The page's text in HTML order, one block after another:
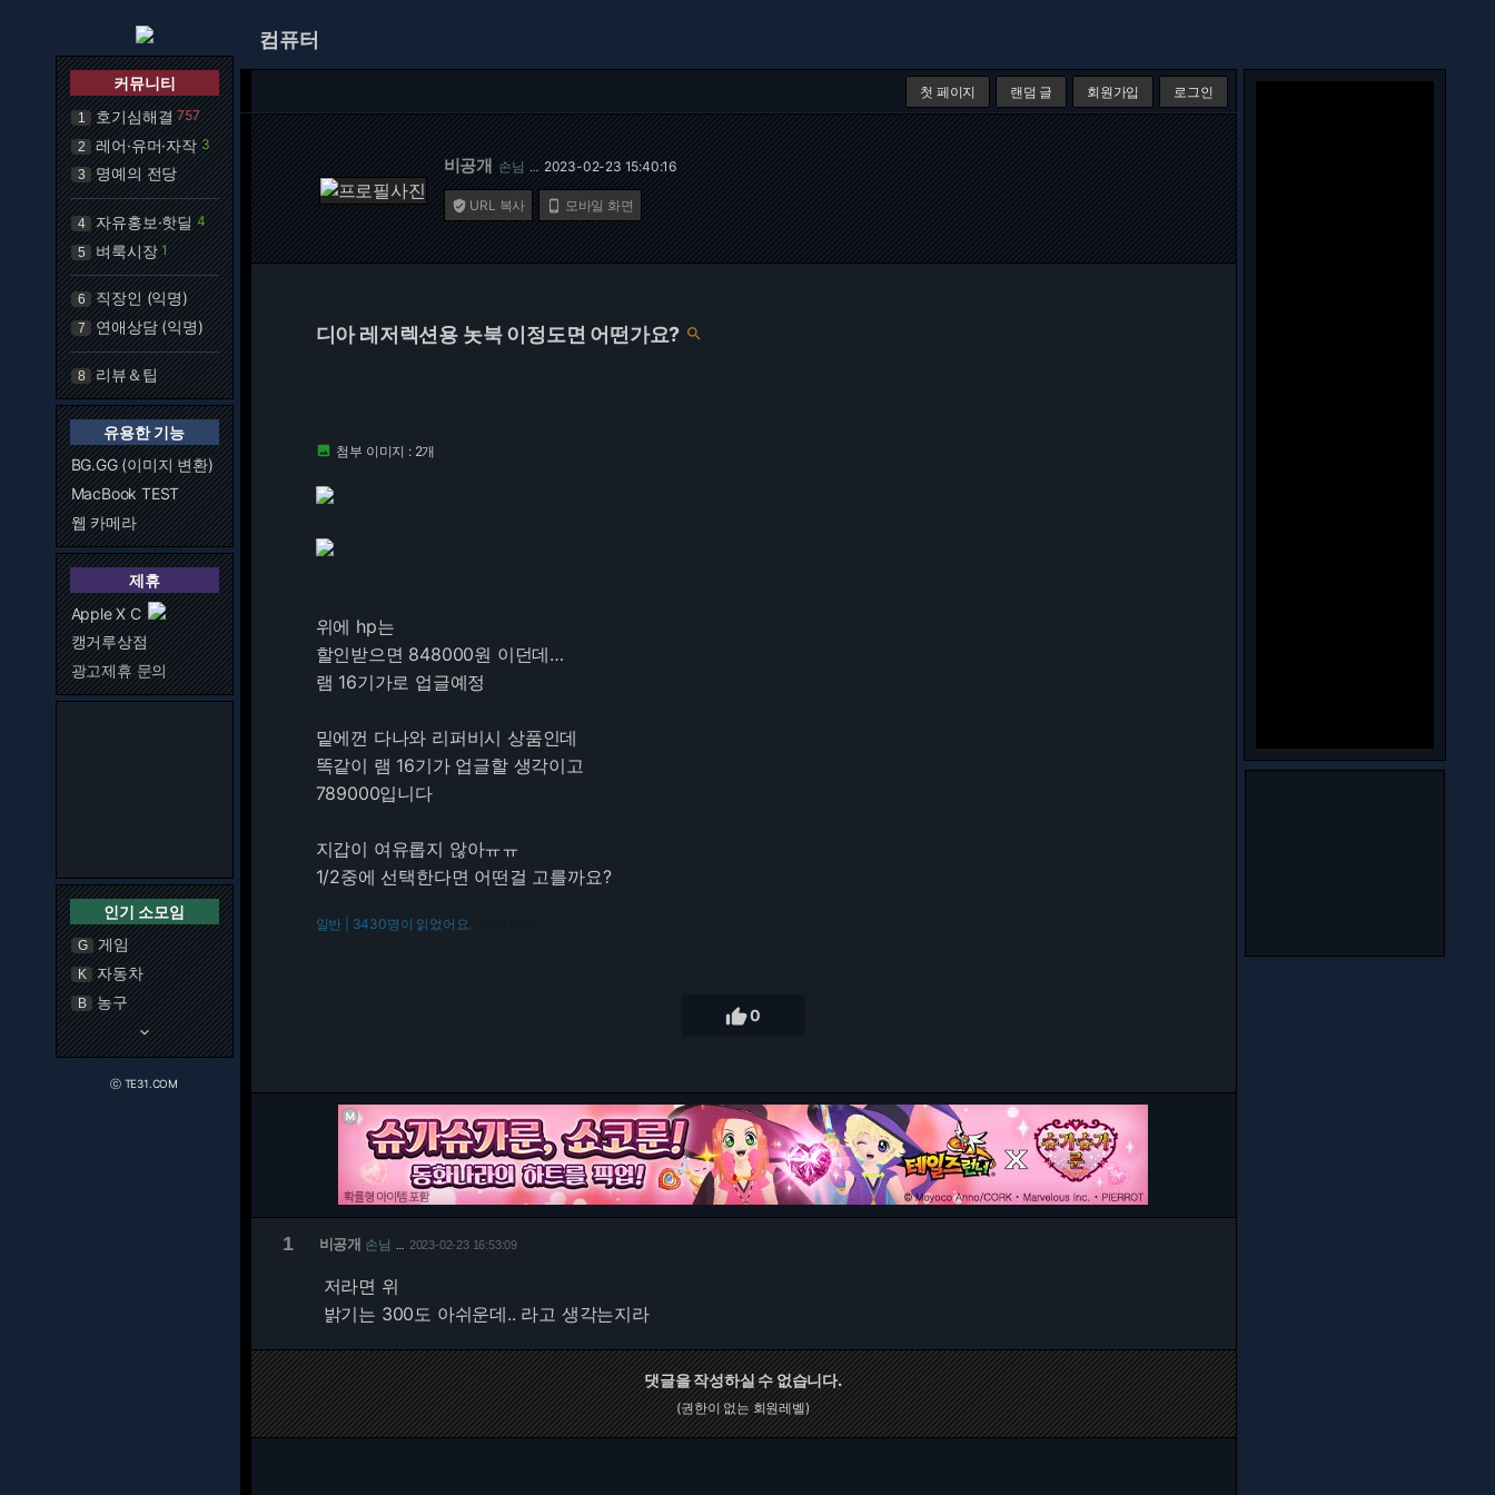
커뮤니티
1 호기심해결 757
2 레어·유머·자작 3
3 명예의 전당
4 자유홍보·핫딜 4
5 벼룩시장 1
6 직장인 (익명)
7 연애상담 (익명)
8 리뷰＆팁
유용한 기능
BG.GG (이미지 변환)
MacBook TEST
웹 카메라
제휴
Apple X C
캥거루상점
광고제휴 문의
인기 소모임
G 게임
K 자동차
B 농구
keyboard_arrow_down
ⓒ TE31.COM
컴퓨터
첫 페이지 랜덤 글 회원가입 로그인
비공개 손님 … 2023-02-23 15:40:16
 URL 복사  모바일 화면
디아 레저렉션용 놋북 이정도면 어떤가요? 
 첨부 이미지 : 2개
위에 hp는
할인받으면 848000원 이던데…
램 16기가로 업글예정
밑에껀 다나와 리퍼비시 상품인데
똑같이 램 16기가 업글할 생각이고
789000입니다
지갑이 여유롭지 않아ㅠㅠ
1/2중에 선택한다면 어떤걸 고를까요?
일반 | 3430명이 읽었어요.
0
1 비공개 손님 2023-02-23 16:53:09
저라면 위
밝기는 300도 아쉬운데.. 라고 생각는지라
댓글을 작성하실 수 없습니다.
(권한이 없는 회원레벨)